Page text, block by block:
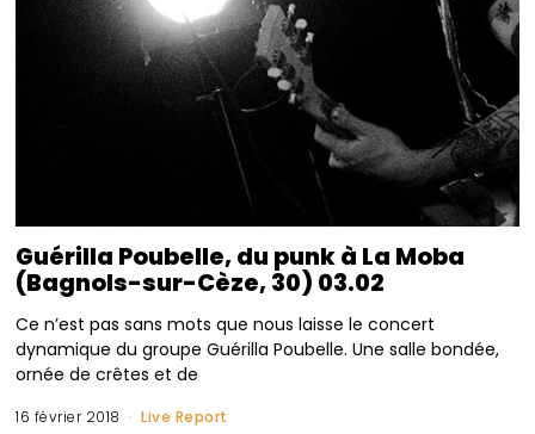
Guérilla Poubelle, du punk à La Moba
(Bagnols-sur-Cèze, 30) 03.02
Ce n’est pas sans mots que nous laisse le concert
dynamique du groupe Guérilla Poubelle. Une salle bondée,
ornée de crêtes et de
16 février 2018 Live Report